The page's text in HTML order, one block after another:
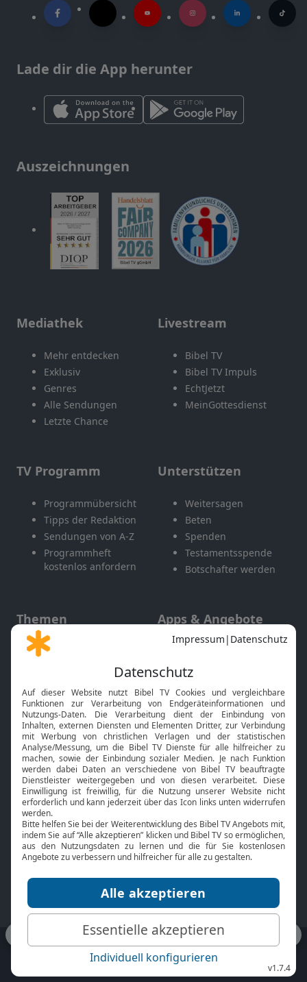
Lade dir die App herunter
Auszeichnungen
Mediathek
Mehr entdecken
Exklusiv
Genres
Alle Sendungen
Letzte Chance
Livestream
Bibel TV
Bibel TV Impuls
EchtJetzt
MeinGottesdienst
TV Programm
Programmübersicht
Tipps der Redaktion
Sendungen von A-Z
Programmheft
kostenlos anfordern
Unterstützen
Weitersagen
Beten
Spenden
Testamentsspende
Botschafter werden
Themen
Gott und Bibel erklärt
Neuigkeiten
Apps & Angebote
Mobile App
Smart TV
HbbTV
Bibelthek Online-Bibel
Nächster Gottesdienst
Bibel TV
Über uns
Jobs
Mediadaten
Service
Kontakt
TV-Empfang
bibeltv.de: Impressum
Datenschutz
Nutzungsbedingungen
Fakten Bibel TV App